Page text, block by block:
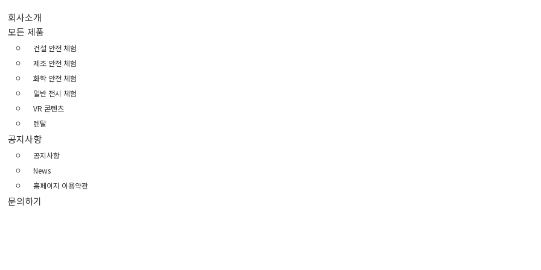
회사소개
모든 제품
건설 안전 체험
제조 안전 체험
화학 안전 체험
일반 전시 체험
VR 콘텐츠
렌탈
공지사항
공지사항
News
홈페이지 이용약관
문의하기